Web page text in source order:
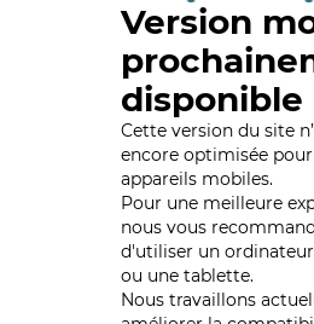
Version
disponible
Cette version du site
encore optimisée
appareils mobiles.
Pour une meilleure
nous vous
d'utiliser un
ou une tablette.
Nous travaillons